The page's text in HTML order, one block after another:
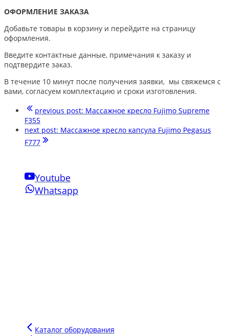
ОФОРМЛЕНИЕ ЗАКАЗА
Добавьте товары в корзину и перейдите на страницу
оформления.
Введите контактные данные, примечания к заказу и
подтвердите заказ.
В течение 10 минут после получения заявки, мы свяжемся с
вами, согласуем комплектацию и сроки изготовления.
previous post: Массажное кресло Fujimo Supreme
F355
next post: Массажное кресло капсула Fujimo Pegasus
F777
Youtube
Whatsapp
Каталог оборудования